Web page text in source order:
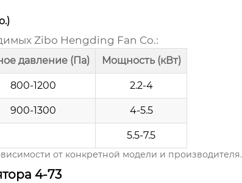
Zibo Hengding Fan Co.:
давление (Па) Мощность (кВт)
800-1200 2.2-4
900-1300 4-5.5
5.5-7.5
от конкретной модели и производителя.
4-73